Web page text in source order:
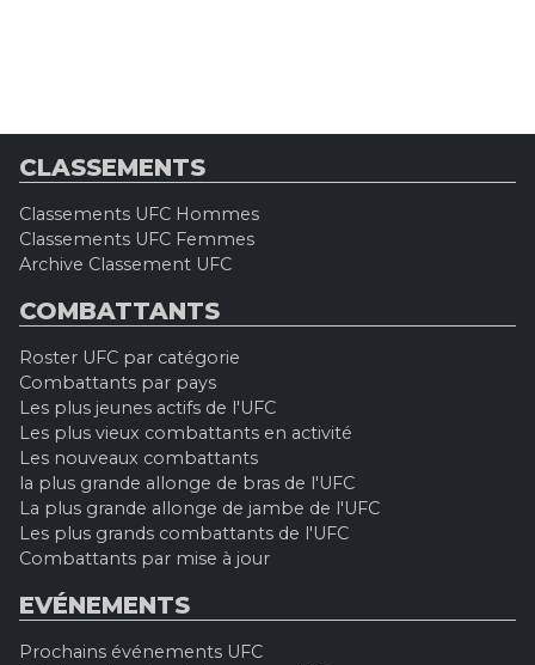
CLASSEMENTS
Classements UFC Hommes
Classements UFC Femmes
Archive Classement UFC
COMBATTANTS
Roster UFC par catégorie
Combattants par pays
Les plus jeunes actifs de l'UFC
Les plus vieux combattants en activité
Les nouveaux combattants
la plus grande allonge de bras de l'UFC
La plus grande allonge de jambe de l'UFC
Les plus grands combattants de l'UFC
Combattants par mise à jour
EVÉNEMENTS
Prochains événements UFC